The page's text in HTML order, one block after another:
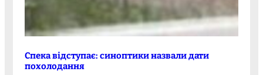
Спека відступає: синоптики назвали дати
похолодання